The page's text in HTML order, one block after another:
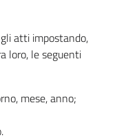
atti impostando,
loro, le seguenti
mese, anno;